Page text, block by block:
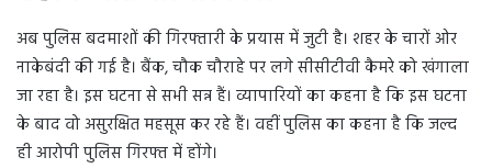
अब पुलिस बदमाशों की गिरफ्तारी के प्रयास में जुटी है। शहर के चारों ओर
नाकेबंदी की गई है। बैंक, चौक चौराहे पर लगे सीसीटीवी कैमरे को खंगाला
जा रहा है। इस घटना से सभी सन्न हैं। व्यापारियों का कहना है कि इस घटना
के बाद वो असुरक्षित महसूस कर रहे हैं। वहीं पुलिस का कहना है कि जल्द
ही आरोपी पुलिस गिरफ्त में होंगे।